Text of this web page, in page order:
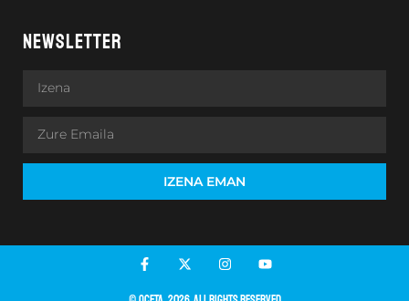
NEWSLETTER
IZENA EMAN